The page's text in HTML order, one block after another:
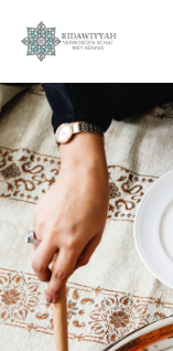
28
OKTOBER
2023
19
OKTOBER
2023